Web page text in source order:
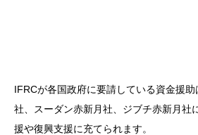
IFRCが各国政府に要請している資金援
社、スーダン赤新月社、ジブチ赤新月社
援や復興支援に充てられます。